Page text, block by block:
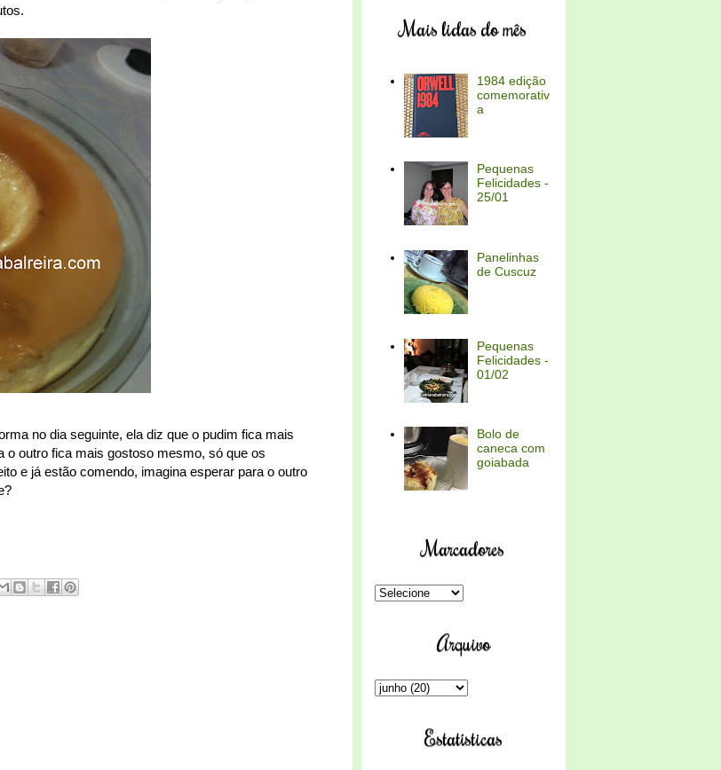
no dia seguinte, ela diz que o pudim fica mais
outro fica mais gostoso mesmo, só que os
e já estão comendo, imagina esperar para o outro
Mais lidas do mês
1984 edição
comemorativ
a
Pequenas
Felicidades -
25/01
Panelinhas
de Cuscuz
Pequenas
Felicidades -
01/02
Bolo de
caneca com
goiabada
Marcadores
Arquivo
Estatísticas